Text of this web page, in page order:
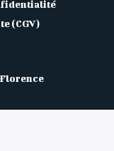
(CGV)
Florence